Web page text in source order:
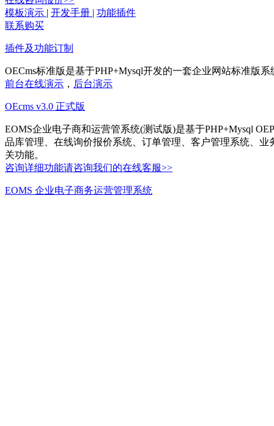
模板演示 | 开发手册 | 功能插件
联系购买
插件及功能订制
OECms标准版是基于PHP+Mysql开发的一套企业网站标准版
前台在线演示 ， 后台演示
OEcms v3.0 正式版
EOMS企业电子商和运营管系统(测试版)是基于PHP+Mysql
品库管理、在线询价报价系统、订单管理、客户管理系统、
关功能。
咨询详细功能请咨询我们的在线客服>>
EOMS 企业电子商务运营管理系统